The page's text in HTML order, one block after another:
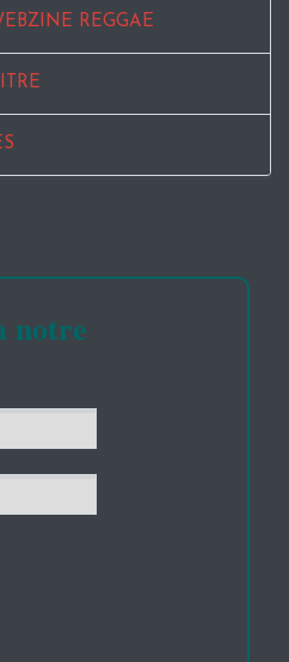
REGGAE
notre